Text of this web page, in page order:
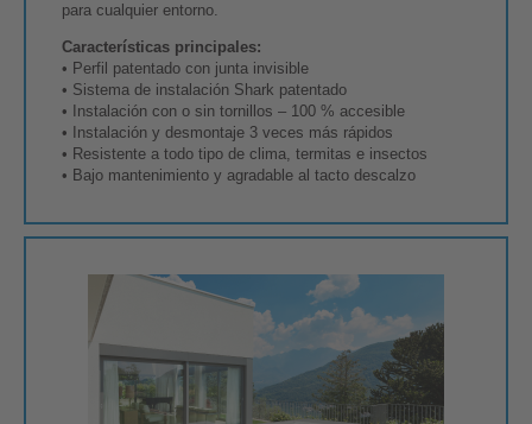
para cualquier entorno.
Características principales:
• Perfil patentado con junta invisible
• Sistema de instalación Shark patentado
• Instalación con o sin tornillos – 100 % accesible
• Instalación y desmontaje 3 veces más rápidos
• Resistente a todo tipo de clima, termitas e insectos
• Bajo mantenimiento y agradable al tacto descalzo